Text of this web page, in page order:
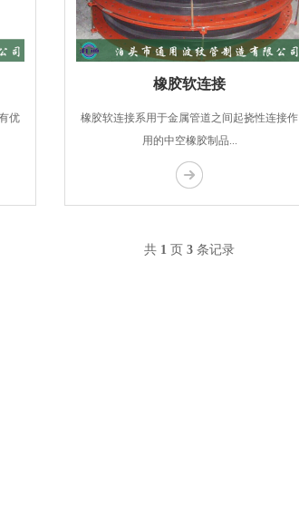
优
橡胶软连接
橡胶软连接系用于金属管道之间起挠性连接作
用的中空橡胶制品...
共 1 页 3 条记录